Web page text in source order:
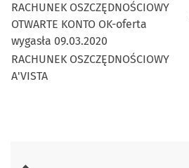
RACHUNEK OSZCZĘDNOŚCIOWY
OTWARTE KONTO OK-oferta
wygasła 09.03.2020
RACHUNEK OSZCZĘDNOŚCIOWY
A'VISTA